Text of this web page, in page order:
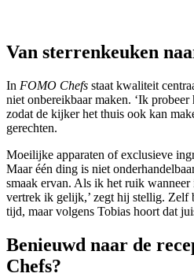
Van sterrenkeuken
In FOMO Chefs staat kwaliteit
niet onbereikbaar maken. ‘Ik
zodat de kijker het thuis ook kan
gerechten.
Moeilijke apparaten of exclusieve
Maar één ding is niet
smaak ervan. Als ik het ruik wanneer
vertrek ik gelijk,’ zegt hij stellig. Zelf
tijd, maar volgens Tobias hoort dat
Benieuwd naar de
Chefs?